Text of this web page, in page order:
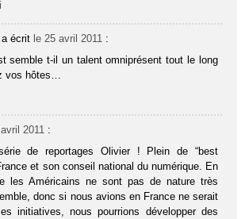
a écrit le 25 avril 2011 :
semble t-il un talent omniprésent tout le long
vos hôtes…
2011 :
de reportages Olivier ! Plein de “best
et son conseil national du numérique. En
les Américains ne sont pas de nature très
donc si nous avions en France ne serait
initiatives, nous pourrions développer des